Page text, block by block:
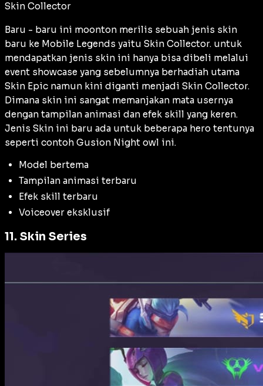
Skin Collector
Baru - baru ini moonton merilis sebuah jenis skin
baru ke Mobile Legends yaitu Skin Collector. untuk
mendapatkan jenis skin ini hanya bisa dibeli melalui
event showcase yang sebelumnya berhadiah utama
Skin Epic namun kini diganti menjadi Skin Collector.
Dimana skin ini sangat memanjakan mata usernya
dengan tampilan animasi dan efek skill yang keren.
Jenis Skin ini baru ada untuk beberapa hero tentunya
seperti contoh Gusion Night owl ini.
Model bertema
Tampilan animasi terbaru
Efek skill terbaru
Voiceover eksklusif
11. Skin Series